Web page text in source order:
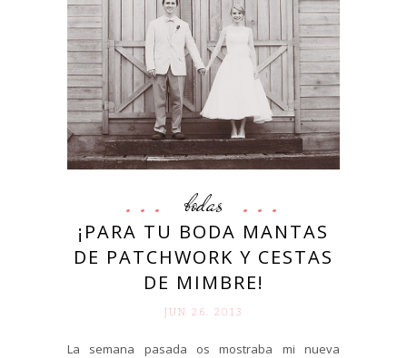
bodas
¡PARA TU BODA MANTAS
DE PATCHWORK Y CESTAS
DE MIMBRE!
JUN 26. 2013
La semana pasada os mostraba mi nueva